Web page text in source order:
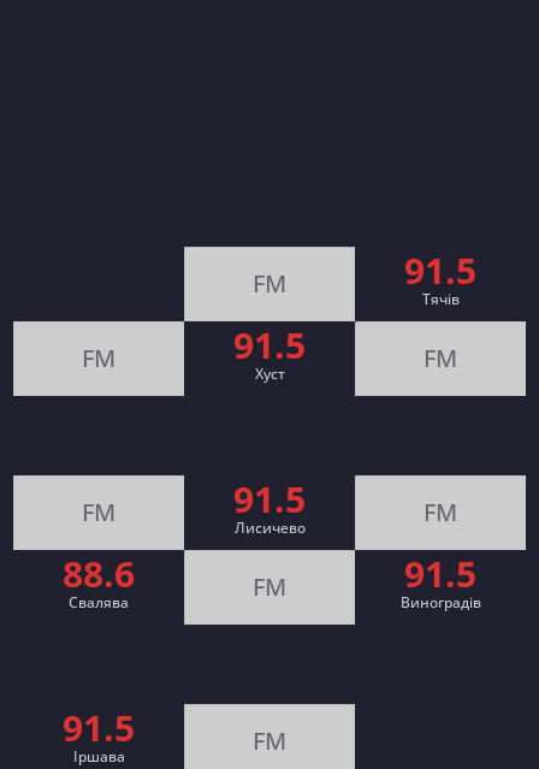
FM 91.5
Тячів
FM 91.5
Хуст FM
FM 91.5
Лисичево FM
88.6
Свалява FM 91.5
Виноградів
91.5
Іршава FM